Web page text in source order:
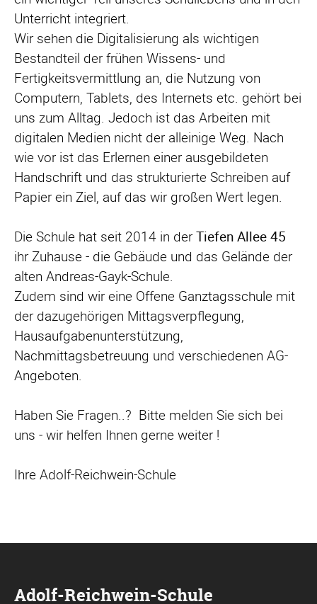
Unterricht integriert.
Wir sehen die Digitalisierung als wichtigen
Bestandteil der frühen Wissens- und
Fertigkeitsvermittlung an, die Nutzung von
Computern, Tablets, des Internets etc. gehört bei
uns zum Alltag. Jedoch ist das Arbeiten mit
digitalen Medien nicht der alleinige Weg. Nach
wie vor ist das Erlernen einer ausgebildeten
Handschrift und das strukturierte Schreiben auf
Papier ein Ziel, auf das wir großen Wert legen.
Die Schule hat seit 2014 in derTiefen Allee 45
ihr Zuhause - die Gebäude und das Gelände der
alten Andreas-Gayk-Schule.
Zudem sind wir eine Offene Ganztagsschule mit
der dazugehörigen Mittagsverpflegung,
Hausaufgabenunterstützung,
Nachmittagsbetreuung und verschiedenen AG-
Angeboten.
Haben Sie Fragen..? Bitte melden Sie sich bei
uns - wir helfen Ihnen gerne weiter !
Ihre Adolf-Reichwein-Schule
Adolf-Reichwein-Schule